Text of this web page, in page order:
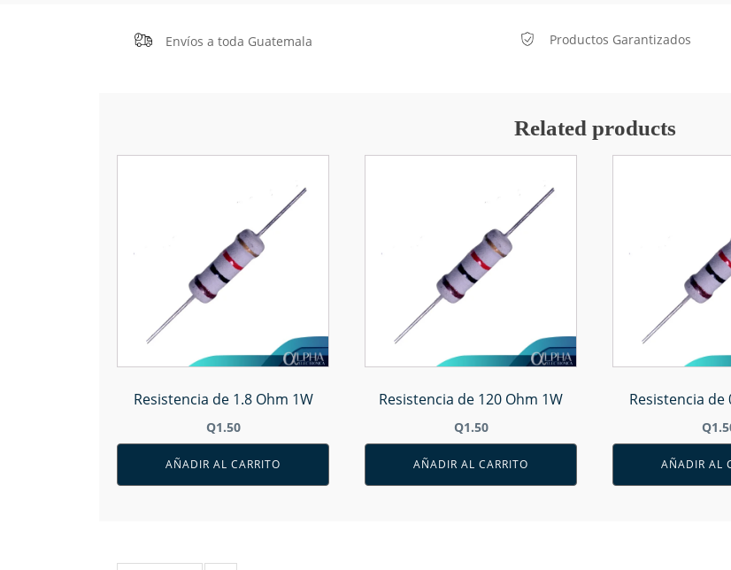
Envíos a toda Guatemala Productos Garantizados
Related products
Resistencia de 1.8 Ohm 1W
Q1.50
AÑADIR AL CARRITO
Resistencia de 120 Ohm 1W
Q1.50
AÑADIR AL CARRITO
Resistencia de
Q
AÑADIR AL